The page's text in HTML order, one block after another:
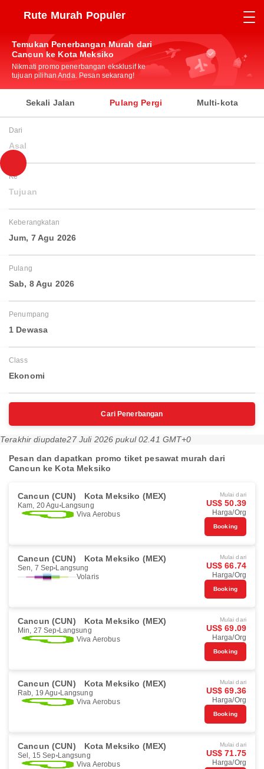
Rute Murah Populer
Temukan Penerbangan Murah dari
Cancun ke Kota Meksiko
Nikmati promo penerbangan eksklusif ke
tujuan pilihan Anda. Pesan sekarang!
Sekali Jalan Pulang Pergi Multi-kota
Dari
Asal
Ke
Tujuan
Keberangkatan
Jum, 7 Agu 2026
Pulang
Sab, 8 Agu 2026
Penumpang
1 Dewasa
Class
Ekonomi
Cari Penerbangan
Terakhir diupdate27 Juli 2026 pukul 02.41 GMT+0
Pesan dan dapatkan promo tiket pesawat murah dari
Cancun ke Kota Meksiko
Cancun (CUN) Kota Meksiko (MEX)
Kam, 20 Agu Langsung
Viva Aerobus
Mulai dari
US$ 50.39
Harga/Org
Booking
Cancun (CUN) Kota Meksiko (MEX)
Sen, 7 Sep Langsung
Volaris
Mulai dari
US$ 66.74
Harga/Org
Booking
Cancun (CUN) Kota Meksiko (MEX)
Min, 27 Sep Langsung
Viva Aerobus
Mulai dari
US$ 69.09
Harga/Org
Booking
Cancun (CUN) Kota Meksiko (MEX)
Rab, 19 Agu Langsung
Viva Aerobus
Mulai dari
US$ 69.36
Harga/Org
Booking
Cancun (CUN) Kota Meksiko (MEX)
Sel, 15 Sep Langsung
Viva Aerobus
Mulai dari
US$ 71.75
Harga/Org